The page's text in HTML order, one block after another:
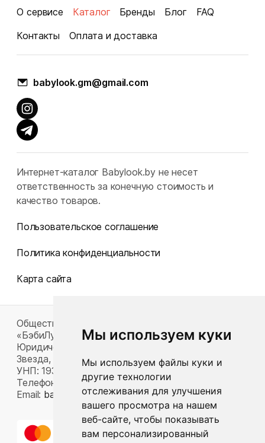
Мы используем куки
Мы используем файлы куки и
другие технологии
отслеживания для улучшения
вашего просмотра на нашем
веб-сайте, чтобы показывать
вам персонализированный
О сервисе Каталог Бренды Блог
FAQ
Контакты
Оплата и доставка
babylook.gm@gmail.com
Интернет-каталог Babylook.by не несет
ответственность за конечную стоимость и
качество товаров.
Пользовательское соглашение
Политика конфиденциальности
Карта сайта
Общество с ограниченной ответственностью
«БэбиЛук»
Юридический адрес: 220117, г. Минск, пр-т Газеты
Звезда, д. 16, пом. 52
УНП: 193815124
Телефон:
+375 33 392 66 63
Email: babylook.gm@gmail.com .